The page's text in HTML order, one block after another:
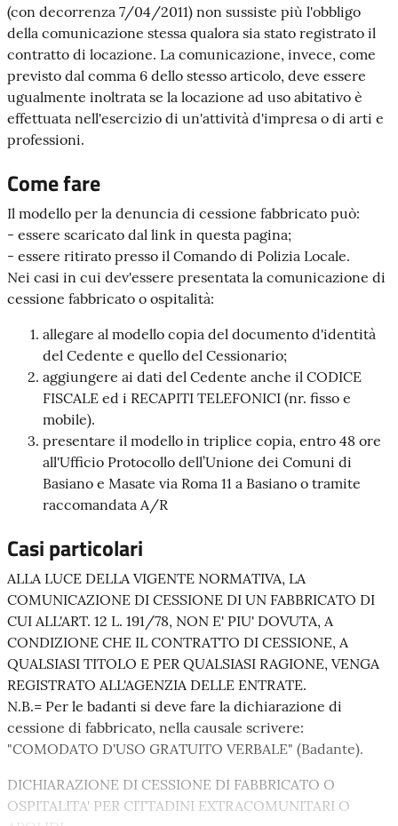
(con decorrenza 7/04/2011) non sussiste più l'obbligo
della comunicazione stessa qualora sia stato registrato il
contratto di locazione. La comunicazione, invece, come
previsto dal comma 6 dello stesso articolo, deve essere
ugualmente inoltrata se la locazione ad uso abitativo è
effettuata nell'esercizio di un'attività d'impresa o di arti e
professioni.
Come fare
Il modello per la denuncia di cessione fabbricato può:
- essere scaricato dal link in questa pagina;
- essere ritirato presso il Comando di Polizia Locale.
Nei casi in cui dev'essere presentata la comunicazione di
cessione fabbricato o ospitalità:
allegare al modello copia del documento d'identità
del Cedente e quello del Cessionario;
aggiungere ai dati del Cedente anche il CODICE
FISCALE ed i RECAPITI TELEFONICI (nr. fisso e
mobile).
presentare il modello in triplice copia, entro 48 ore
all'Ufficio Protocollo dell’Unione dei Comuni di
Basiano e Masate via Roma 11 a Basiano o tramite
raccomandata A/R
Casi particolari
ALLA LUCE DELLA VIGENTE NORMATIVA, LA
COMUNICAZIONE DI CESSIONE DI UN FABBRICATO DI
CUI ALL'ART. 12 L. 191/78, NON E' PIU' DOVUTA, A
CONDIZIONE CHE IL CONTRATTO DI CESSIONE, A
QUALSIASI TITOLO E PER QUALSIASI RAGIONE, VENGA
REGISTRATO ALL'AGENZIA DELLE ENTRATE.
N.B.= Per le badanti si deve fare la dichiarazione di
cessione di fabbricato, nella causale scrivere:
"COMODATO D'USO GRATUITO VERBALE" (Badante).
DICHIARAZIONE DI CESSIONE DI FABBRICATO O
OSPITALITA' PER CITTADINI EXTRACOMUNITARI O